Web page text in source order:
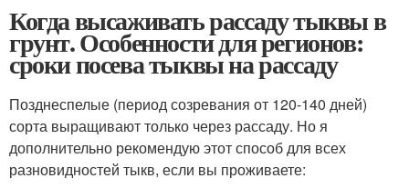
Когда высаживать рассаду тыквы в
грунт. Особенности для регионов:
сроки посева тыквы на рассаду
Позднеспелые (период созревания от 120-140 дней)
сорта выращивают только через рассаду. Но я
дополнительно рекомендую этот способ для всех
разновидностей тыкв, если вы проживаете: